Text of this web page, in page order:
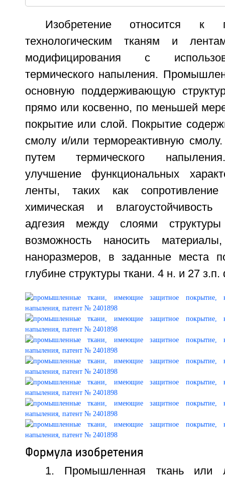
Изобретение относится к
технологическим тканям и
модифицирования с
термического напыления.
основную поддерживающую
прямо или косвенно, по меньшей
покрытие или слой. Покрытие
смолу и/или термореактивную
путем термического
улучшение функциональных
ленты, таких как сопротивление
химическая и влагоустойчивость
адгезия между слоями
возможность наносить
наноразмеров, в заданные места
глубине структуры ткани. 4 н. и 27
Формула изобретения
1. Промышленная ткань или